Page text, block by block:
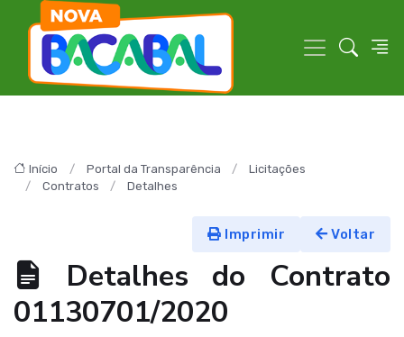
Início Portal da Transparência
Licitações
Contratos
Detalhes
Voltar
Imprimir
Detalhes do Contrato
01130701/2020